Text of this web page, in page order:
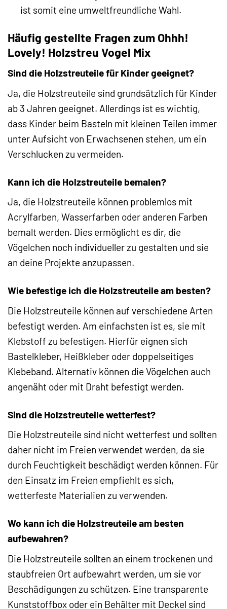
ist somit eine umweltfreundliche Wahl.
Häufig gestellte Fragen zum Ohhh!
Lovely! Holzstreu Vogel Mix
Sind die Holzstreuteile für Kinder geeignet?
Ja, die Holzstreuteile sind grundsätzlich für Kinder
ab 3 Jahren geeignet. Allerdings ist es wichtig,
dass Kinder beim Basteln mit kleinen Teilen immer
unter Aufsicht von Erwachsenen stehen, um ein
Verschlucken zu vermeiden.
Kann ich die Holzstreuteile bemalen?
Ja, die Holzstreuteile können problemlos mit
Acrylfarben, Wasserfarben oder anderen Farben
bemalt werden. Dies ermöglicht es dir, die
Vögelchen noch individueller zu gestalten und sie
an deine Projekte anzupassen.
Wie befestige ich die Holzstreuteile am besten?
Die Holzstreuteile können auf verschiedene Arten
befestigt werden. Am einfachsten ist es, sie mit
Klebstoff zu befestigen. Hierfür eignen sich
Bastelkleber, Heißkleber oder doppelseitiges
Klebeband. Alternativ können die Vögelchen auch
angenäht oder mit Draht befestigt werden.
Sind die Holzstreuteile wetterfest?
Die Holzstreuteile sind nicht wetterfest und sollten
daher nicht im Freien verwendet werden, da sie
durch Feuchtigkeit beschädigt werden können. Für
den Einsatz im Freien empfiehlt es sich,
wetterfeste Materialien zu verwenden.
Wo kann ich die Holzstreuteile am besten
aufbewahren?
Die Holzstreuteile sollten an einem trockenen und
staubfreien Ort aufbewahrt werden, um sie vor
Beschädigungen zu schützen. Eine transparente
Kunststoffbox oder ein Behälter mit Deckel sind